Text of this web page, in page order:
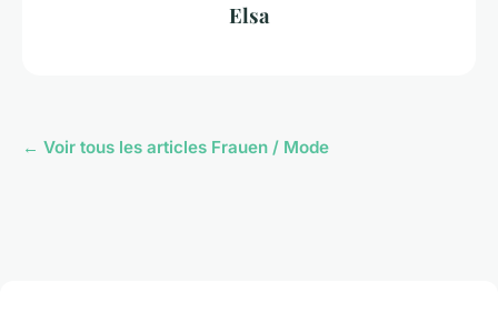
Elsa
← Voir tous les articles Frauen / Mode